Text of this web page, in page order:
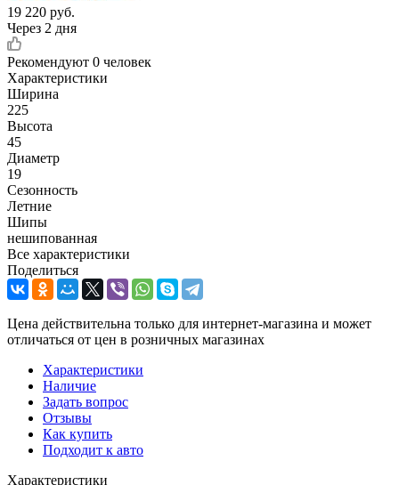
19 220 руб.
Через 2 дня
Рекомендуют 0 человек
Характеристики
Ширина
225
Высота
45
Диаметр
19
Сезонность
Летние
Шипы
нешипованная
Все характеристики
Поделиться
Цена действительна только для интернет-магазина и может
отличаться от цен в розничных магазинах
Характеристики
Наличие
Задать вопрос
Отзывы
Как купить
Подходит к авто
Характеристики